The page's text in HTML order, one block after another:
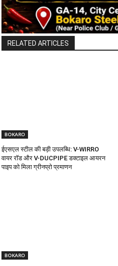
RELATED ARTICLES
BOKARO
ईएसएल स्टील की बड़ी उपलब्धि: V-WIRRO
वायर रॉड और V-DUCPIPE डक्टाइल आयरन
पाइप को मिला ग्रीनप्रो प्रमाणन
BOKARO